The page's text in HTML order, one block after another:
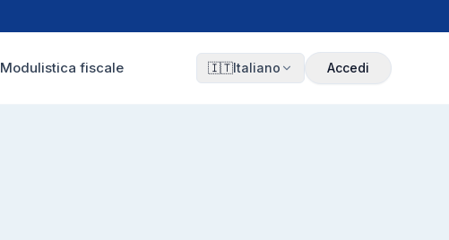
Modulistica fiscale 🇮🇹Italiano Accedi